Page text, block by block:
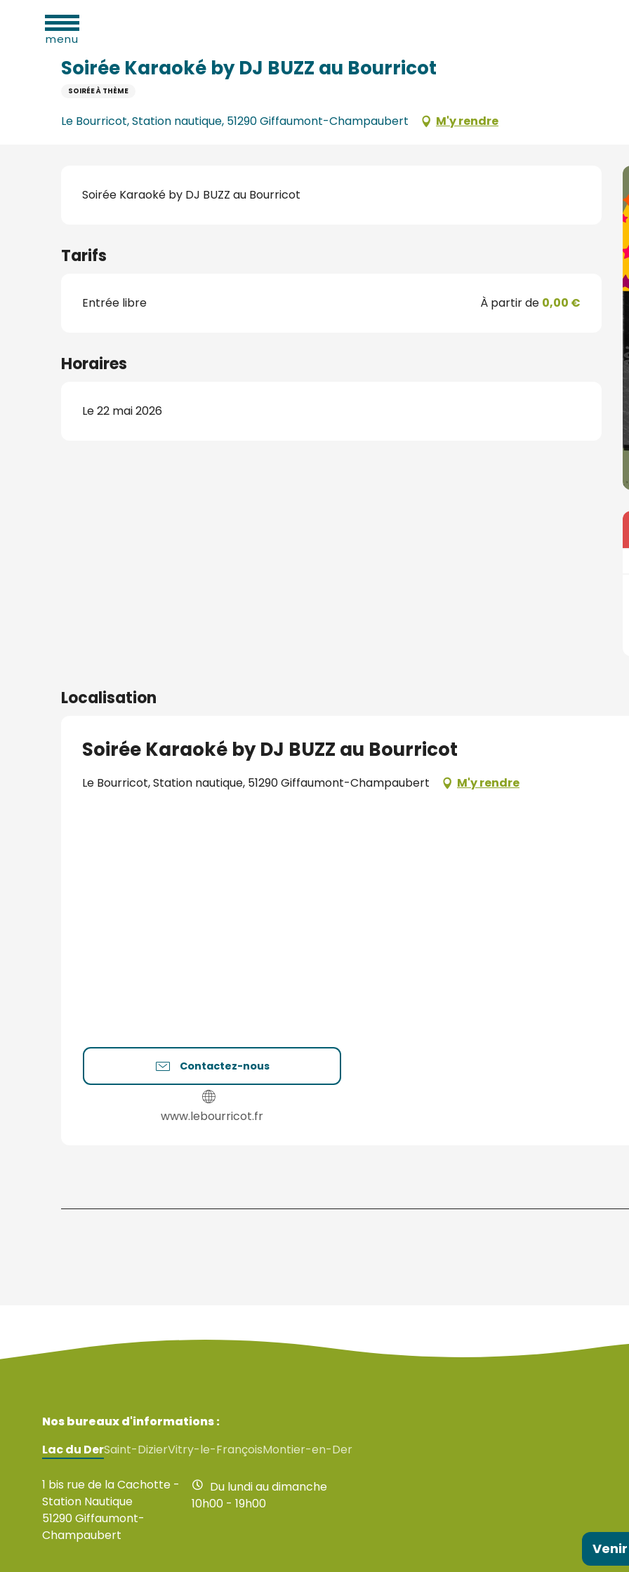
contenumenu
Accueil
Soirée Karaoké by DJ BUZZ au Bourricot
SOIRÉE À THÈME
Le Bourricot, Station nautique, 51290 Giffaumont-Champaubert M'y rendre
Description
Soirée Karaoké by DJ BUZZ au Bourricot
Tarifs
Entrée libre À partir de 0,00 €
Horaires
Le 22 mai 2026
Localisation
Soirée Karaoké by DJ BUZZ au Bourricot
Le Bourricot, Station nautique, 51290 Giffaumont-Champaubert M'y rendre
Contactez-nous
www.lebourricot.fr
Nos bureaux d'informations :
Lac du DerSaint-DizierVitry-le-FrançoisMontier-en-Der
1 bis rue de la Cachotte -
Station Nautique
51290 Giffaumont-
Champaubert
Du lundi au dimanche
10h00 - 19h00